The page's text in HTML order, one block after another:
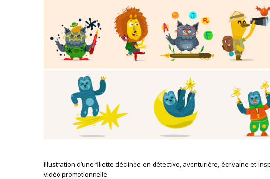
Illustration d’une fillette déclinée en détective, aventurière, écrivaine et
vidéo promotionnelle.